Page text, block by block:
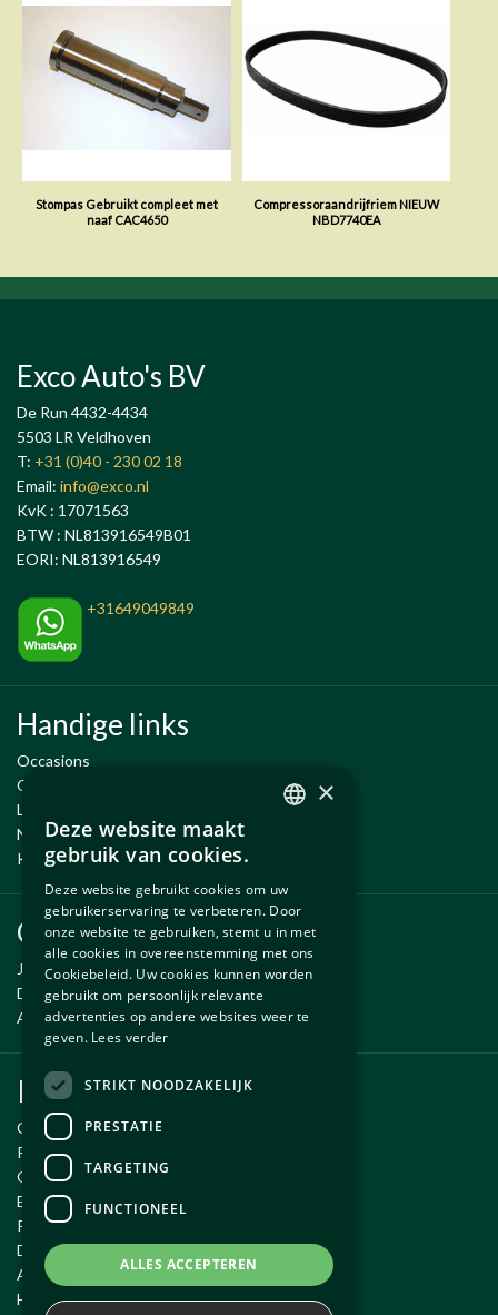
Stompas Gebruikt compleet met
naaf CAC4650
Compressoraandrijfriem NIEUW
NBD7740EA
Exco Auto's BV
De Run 4432-4434
5503 LR Veldhoven
T: +31 (0)40 - 230 02 18
Email: info@exco.nl
KvK : 17071563
BTW : NL813916549B01
EORI: NL813916549
+31649049849
Handige links
Occasions
Onderhoud en Reparatie
Leenauto tijdens onderhoud
Nieuwe en gebruikte onderdelen
Kennisbank
Onderdelen
Jaguar onderdelen
Daimler onderdelen
Aston Martin onderdelen
Klantenservice
Over Autobedrijf Exco
Routebeschrijving
Openingstijden
Email ons
Privacy policy
Disclaimer
Algemene voorwaarden webwinkel
Herroep aankoop
×
Deze website maakt
gebruik van cookies.
Deze website gebruikt cookies om uw
gebruikerservaring te verbeteren. Door
onze website te gebruiken, stemt u in met
alle cookies in overeenstemming met ons
Cookiebeleid. Uw cookies kunnen worden
gebruikt om persoonlijk relevante
advertenties op andere websites weer te
geven. Lees verder
STRIKT NOODZAKELIJK
PRESTATIE
TARGETING
FUNCTIONEEL
ALLES ACCEPTEREN